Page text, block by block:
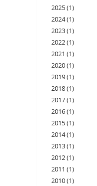
2025(1)
2024(1)
2023(1)
2022(1)
2021 (1)
2020(1)
2019(1)
2018(1)
2017(1)
2016(1)
2015(1)
2014(1)
2013(1)
2012(1)
2011 (1)
2010(1)